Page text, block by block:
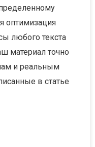
оптимизация
любого текста
материал точно
и реальным
в статье